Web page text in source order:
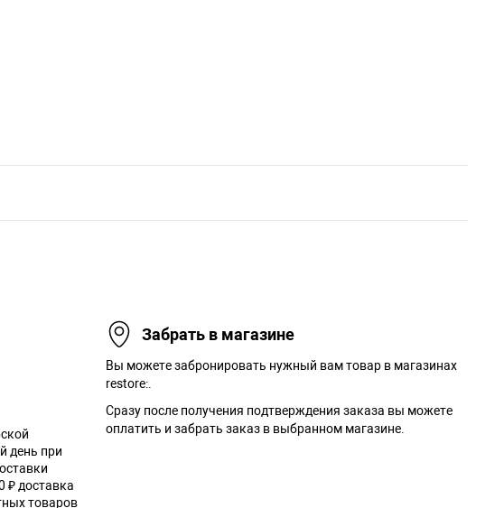
день при
₽ доставка
товаров
Забрать в магазине
Вы можете забронировать нужный вам товар в магазинах
restore:.
Сразу после получения подтверждения заказа вы можете
оплатить и забрать заказ в выбранном магазине.